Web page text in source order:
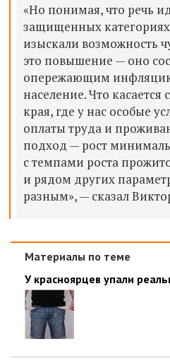
«Но понимая, что речь
защищенных
изыскали возможность
это повышение — оно
опережающим
население. Что
края, где у нас особые
оплаты труда и
подход — рост
с темпами роста
и рядом других
разным», — сказал
Материалы по теме
У красноярцев упали